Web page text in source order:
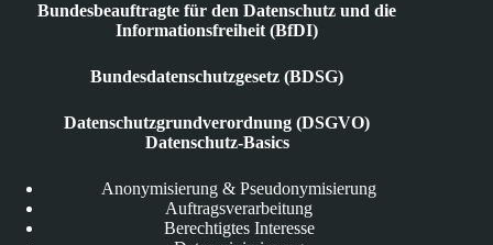
Bundesbeauftragte für den Datenschutz und die
Informationsfreiheit (BfDI)
Bundesdatenschutzgesetz (BDSG)
Datenschutzgrundverordnung (DSGVO)
Datenschutz-Basics
Anonymisierung & Pseudonymisierung
Auftragsverarbeitung
Berechtigtes Interesse